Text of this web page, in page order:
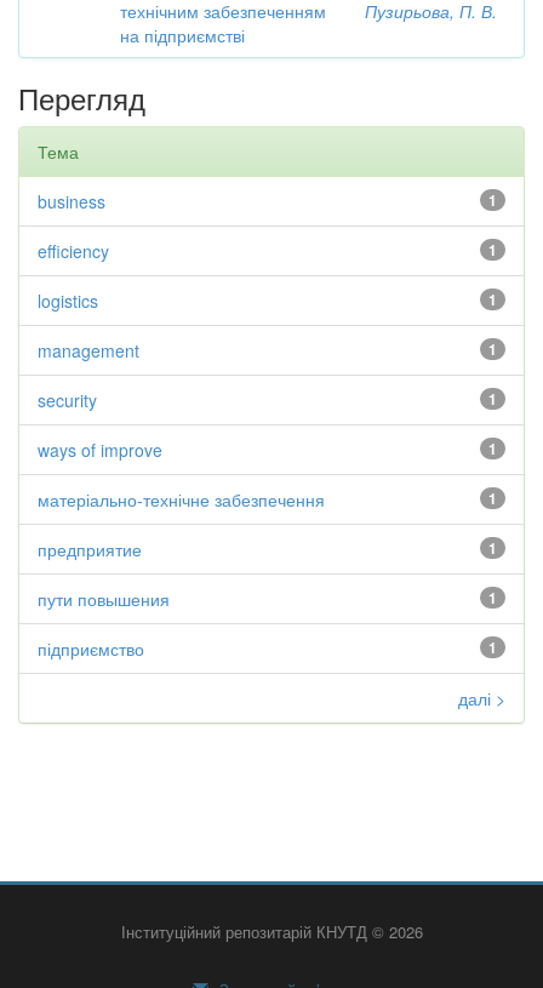
технічним забезпеченням
на підприємстві
Пузирьова, П. В.
Перегляд
Тема
1
business
1
efficiency
1
logistics
1
management
1
security
1
ways of improve
1
матеріально-технічне забезпечення
1
предприятие
1
пути повышения
1
підприємство
далі >
Інституційний репозитарій КНУТД © 2026